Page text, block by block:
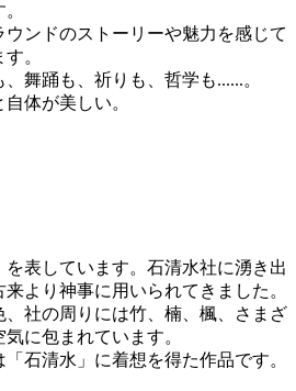
ンドのストーリーや魅力を感じて
。
舞踊も、祈りも、哲学も......。
体が美しい。
を表しています。石清水社に湧き出
より神事に用いられてきました。
社の周りには竹、楠、楓、さまざ
に包まれています。
「石清水」に着想を得た作品です。